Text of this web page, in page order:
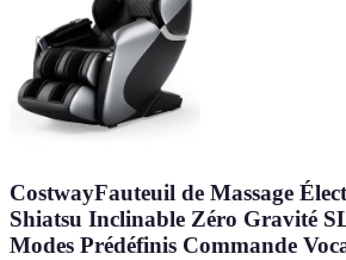
CostwayFauteuil de Massage
Shiatsu Inclinable Zéro Gravité
Modes Prédéfinis Commande